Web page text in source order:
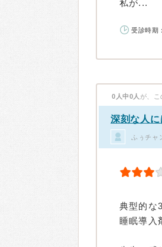
私が...
受診時期
0人中0人 が、こ
深刻な人
ふぅチャ
典型的な
睡眠導入